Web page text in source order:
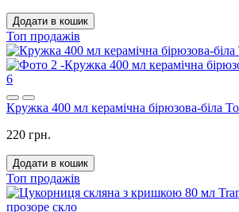
Додати в кошик
Топ продажів
6
Кружка 400 мл керамічна бірюзова-біла
220 грн.
Додати в кошик
Топ продажів